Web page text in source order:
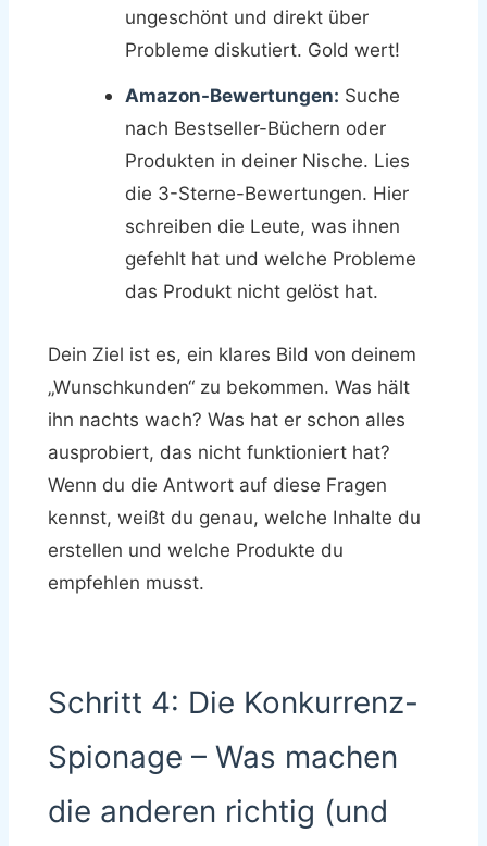
ungeschönt und direkt über
Probleme diskutiert. Gold wert!
Amazon-Bewertungen: Suche
nach Bestseller-Büchern oder
Produkten in deiner Nische. Lies
die 3-Sterne-Bewertungen. Hier
schreiben die Leute, was ihnen
gefehlt hat und welche Probleme
das Produkt nicht gelöst hat.
Dein Ziel ist es, ein klares Bild von deinem
„Wunschkunden“ zu bekommen. Was hält
ihn nachts wach? Was hat er schon alles
ausprobiert, das nicht funktioniert hat?
Wenn du die Antwort auf diese Fragen
kennst, weißt du genau, welche Inhalte du
erstellen und welche Produkte du
empfehlen musst.
Schritt 4: Die Konkurrenz-
Spionage – Was machen
die anderen richtig (und